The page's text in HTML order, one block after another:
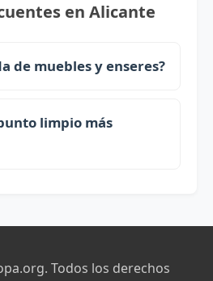
en Alicante
de muebles y enseres?
limpio más
Todos los derechos